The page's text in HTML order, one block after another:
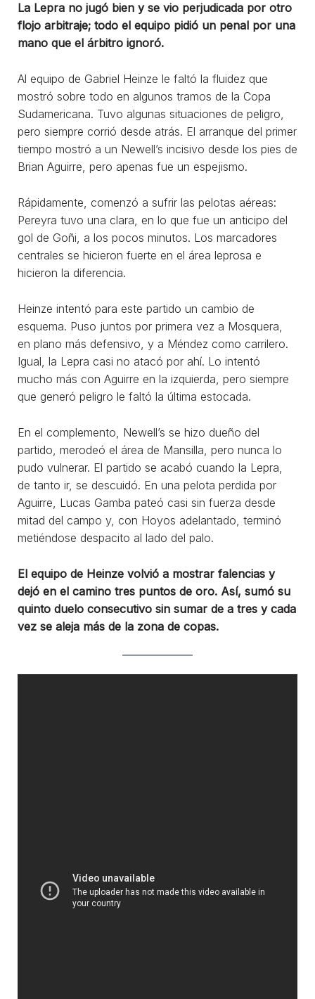
La Lepra no jugó bien y se vio perjudicada por otro
flojo arbitraje; todo el equipo pidió un penal por una
mano que el árbitro ignoró.
Al equipo de Gabriel Heinze le faltó la fluidez que
mostró sobre todo en algunos tramos de la Copa
Sudamericana. Tuvo algunas situaciones de peligro,
pero siempre corrió desde atrás. El arranque del primer
tiempo mostró a un Newell’s incisivo desde los pies de
Brian Aguirre, pero apenas fue un espejismo.
Rápidamente, comenzó a sufrir las pelotas aéreas:
Pereyra tuvo una clara, en lo que fue un anticipo del
gol de Goñi, a los pocos minutos. Los marcadores
centrales se hicieron fuerte en el área leprosa e
hicieron la diferencia.
Heinze intentó para este partido un cambio de
esquema. Puso juntos por primera vez a Mosquera,
en plano más defensivo, y a Méndez como carrilero.
Igual, la Lepra casi no atacó por ahí. Lo intentó
mucho más con Aguirre en la izquierda, pero siempre
que generó peligro le faltó la última estocada.
En el complemento, Newell’s se hizo dueño del
partido, merodeó el área de Mansilla, pero nunca lo
pudo vulnerar. El partido se acabó cuando la Lepra,
de tanto ir, se descuidó. En una pelota perdida por
Aguirre, Lucas Gamba pateó casi sin fuerza desde
mitad del campo y, con Hoyos adelantado, terminó
metiéndose despacito al lado del palo.
El equipo de Heinze volvió a mostrar falencias y
dejó en el camino tres puntos de oro. Así, sumó su
quinto duelo consecutivo sin sumar de a tres y cada
vez se aleja más de la zona de copas.